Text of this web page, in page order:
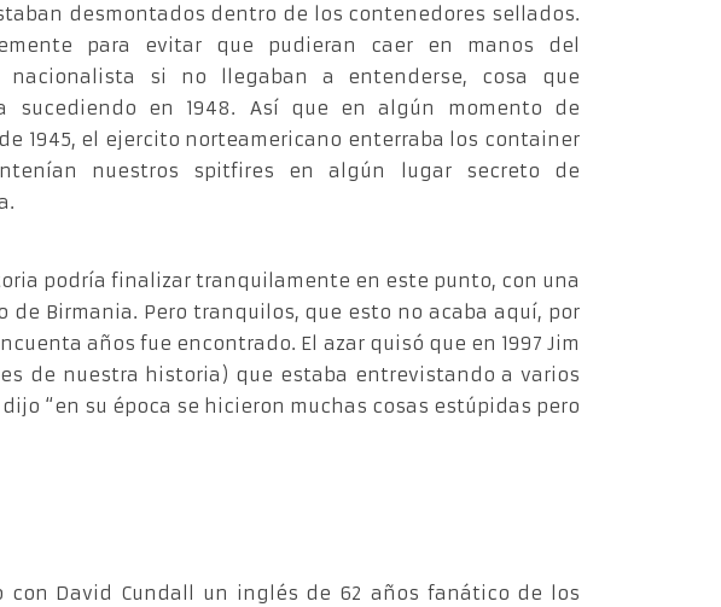
desmontados dentro de los contenedores sellados.
para evitar que pudieran caer en manos del
nacionalista si no llegaban a entenderse, cosa que
sucediendo en 1948. Así que en algún momento de
1945, el ejercito norteamericano enterraba los container
nuestros spitfires en algún lugar secreto de
podría finalizar tranquilamente en este punto, con una
Birmania. Pero tranquilos, que esto no acaba aquí, por
años fue encontrado. El azar quisó que en 1997 Jim
de nuestra historia) que estaba entrevistando a varios
“en su época se hicieron muchas cosas estúpidas pero
David Cundall un inglés de 62 años fanático de los